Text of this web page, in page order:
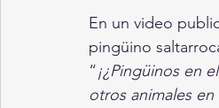
En un video
pingüino
“¡¿Pingüinos en
otros animales